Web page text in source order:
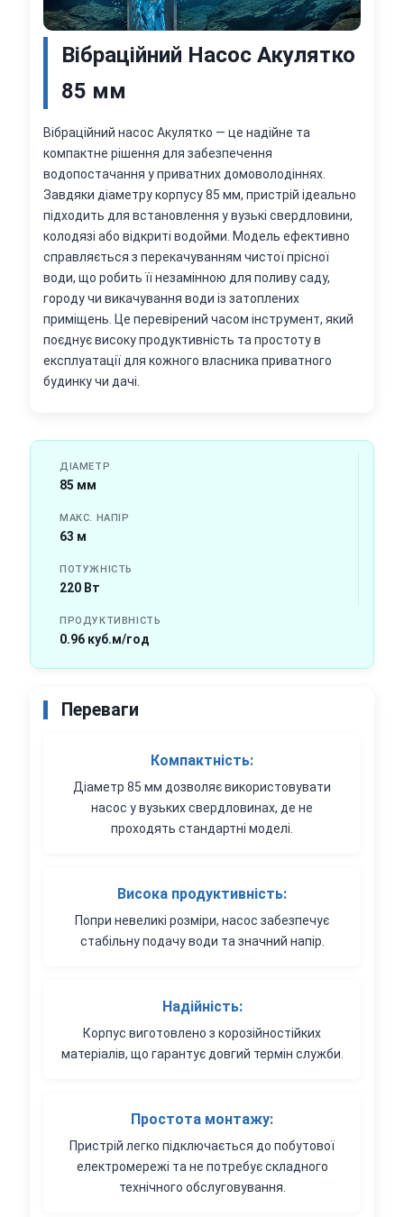
Вібраційний Насос Акулятко
85 мм
Вібраційний насос Акулятко — це надійне та
компактне рішення для забезпечення
водопостачання у приватних домоволодіннях.
Завдяки діаметру корпусу 85 мм, пристрій ідеально
підходить для встановлення у вузькі свердловини,
колодязі або відкриті водойми. Модель ефективно
справляється з перекачуванням чистої прісної
води, що робить її незамінною для поливу саду,
городу чи викачування води із затоплених
приміщень. Це перевірений часом інструмент, який
поєднує високу продуктивність та простоту в
експлуатації для кожного власника приватного
будинку чи дачі.
ДІАМЕТР
85 мм
МАКС. НАПІР
63 м
ПОТУЖНІСТЬ
220 Вт
ПРОДУКТИВНІСТЬ
0.96 куб.м/год
Переваги
Компактність:
Діаметр 85 мм дозволяє використовувати
насос у вузьких свердловинах, де не
проходять стандартні моделі.
Висока продуктивність:
Попри невеликі розміри, насос забезпечує
стабільну подачу води та значний напір.
Надійність:
Корпус виготовлено з корозійностійких
матеріалів, що гарантує довгий термін служби.
Простота монтажу:
Пристрій легко підключається до побутової
електромережі та не потребує складного
технічного обслуговування.